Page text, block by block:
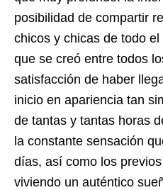
posibilidad de compartir
chicos y chicas de todo
que se creó entre todos
satisfacción de haber
inicio en apariencia tan
de tantas y tantas horas
la constante sensación
días, así como los
viviendo un auténtico